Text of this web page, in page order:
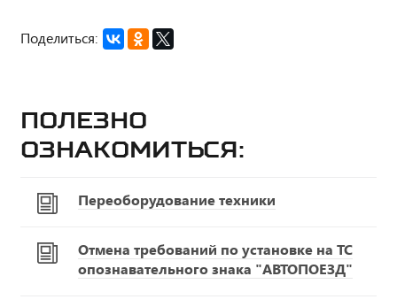
Поделиться:
Полезно
ознакомиться:
Переоборудование техники
Отмена требований по установке на ТС
опознавательного знака "АВТОПОЕЗД"